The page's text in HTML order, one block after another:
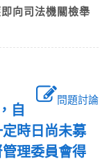
向司法機關檢舉
問題討論
自
時日尚未募
理委員會得